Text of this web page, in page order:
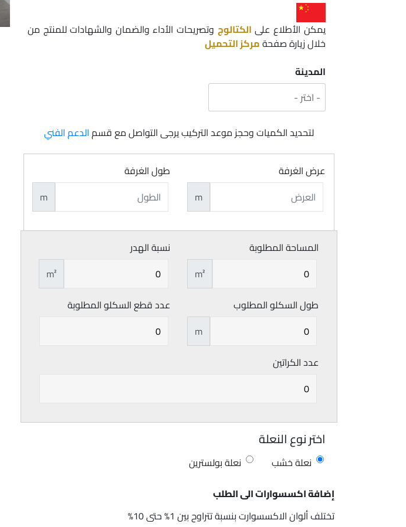
يمكن الأطلاع على الكتالوج وتصريحات الأداء والضمان والشهادات للمنتج من
خلال زيارة صفحةمركز التحميل
المدينة
لتحديد الكميات وحجز موعد التركيب يرجى التواصل مع قسمالدعم الفني
عرض الغرفة
m
طول الغرفة
m
المساحة المطلوبة
m²
نسبة الهدر
m²
طول السكلو المطلوب
m
عدد قطع السكلو المطلوبة
عدد الكراتين
اختر نوع النعلة
نعلة خشب
نعلة بولسترين
إضافة اكسسوارات الى الطلب
تختلف ألوان الاكسسوارت بنسبة تتراوح بين 1% حتى 10%